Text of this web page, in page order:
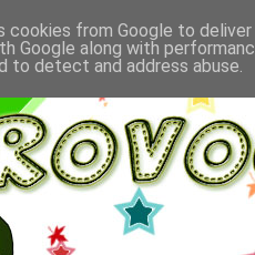
cookies from Google to
Google along with
to detect and address abuse.